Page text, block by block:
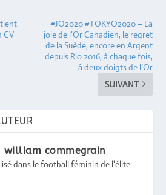
CV
#JO2020 #TOKYO2020 – La
joie de l’Or Canadien, le regret
de la Suède, encore en Argent
depuis Rio 2016, à chaque fois,
à deux doigts de l’Or
SUIVANT
william commegrain
dans le football féminin de l'élite.